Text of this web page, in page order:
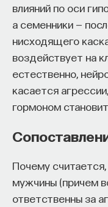
влияний по оси
а семенники —
нисходящего
воздействует на
естественно,
касается
гормоном
Почему
мужчины (причем
ответственны за